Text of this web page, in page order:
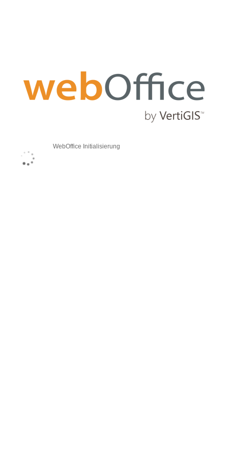
WebOffice Initialisierung